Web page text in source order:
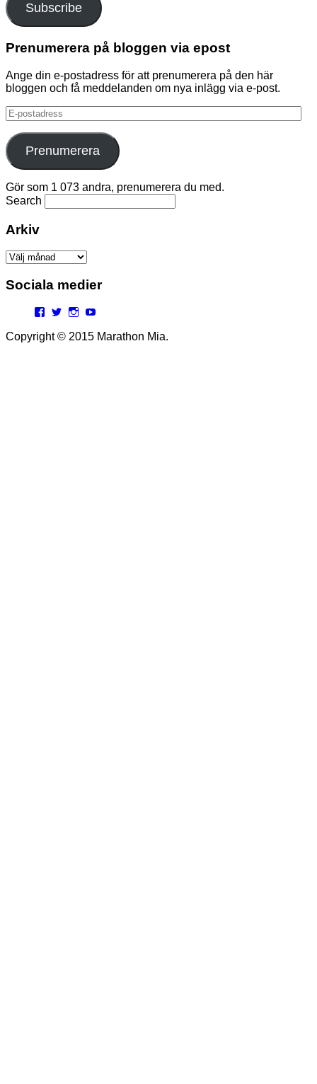
Subscribe
Prenumerera på bloggen via epost
Ange din e-postadress för att prenumerera på den här
bloggen och få meddelanden om nya inlägg via e-post.
E-
postadress
Prenumerera
Gör som 1 073 andra, prenumerera du med.
Search
Arkiv
Arkiv
Sociala medier
Facebook
TwitterInstagram
Copyright © 2015 Marathon Mia.